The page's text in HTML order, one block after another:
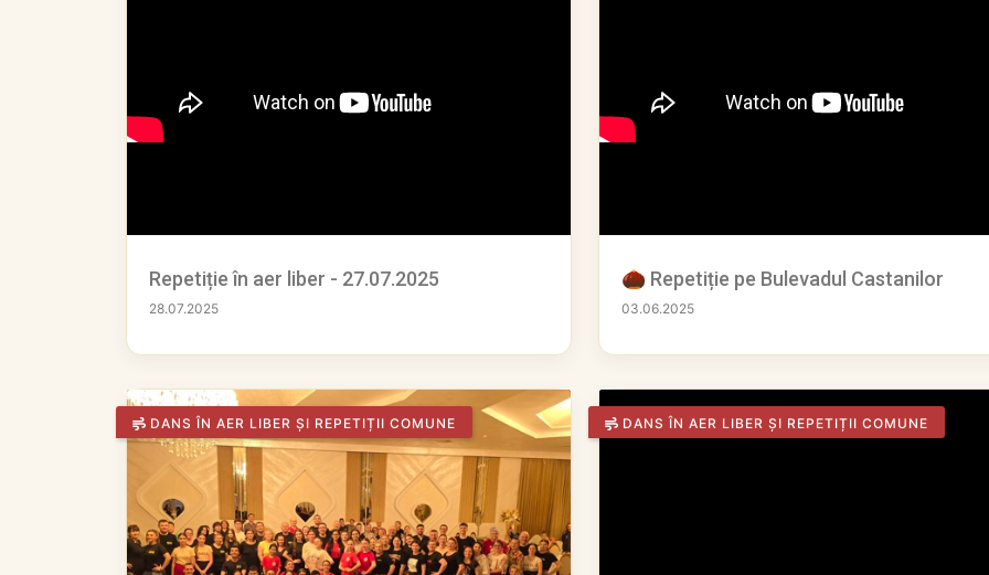
Repetiție în aer liber - 27.07.2025
28.07.2025
🌰 Repetiție pe Bulevadul Castanilor
03.06.2025
DANS ÎN AER LIBER ȘI REPETIȚII COMUNE DANS ÎN AER LIBER ȘI REPETIȚII COMUNE